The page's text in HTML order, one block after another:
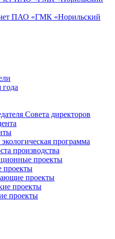
ПАО «ГМК «Норильский
Совета директоров
программа
производства
проекты
проекты
проекты
проекты